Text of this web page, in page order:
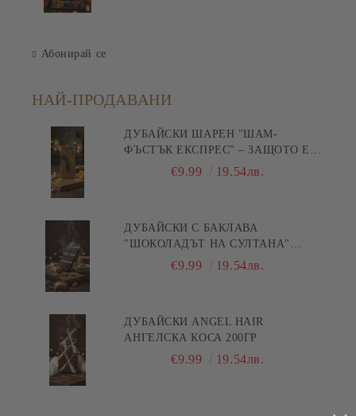
Абонирай се
НАЙ-ПРОДАВАНИ
ДУБАЙСКИ ШАРЕН "ШАМ-
ФЪСТЪК ЕКСПРЕС" – ЗАЩОТО Е
БЪРЗА ПИСТА КЪМ
€9.99 19.54лв.
ДУБАЙСКИ С БАКЛАВА
"ШОКОЛАДЪТ НА СУЛТАНА"
€9.99 19.54лв.
ДУБАЙСКИ ANGEL HAIR
АНГЕЛСКА КОСА 200ГР
€9.99 19.54лв.